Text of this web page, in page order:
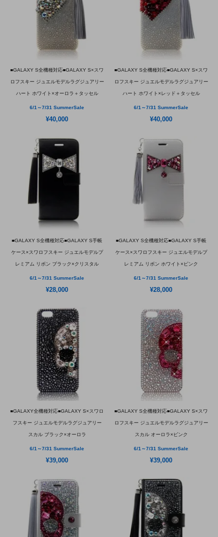
■GALAXY S全機種対応■GALAXY S×スワ
ロフスキー ジュエルモデルラグジュアリー
ハート ホワイト×オーロラ＋タッセル
6/1～7/31 SummerSale
¥40,000
■GALAXY S全機種対応■GALAXY S×スワ
ロフスキー ジュエルモデルラグジュアリー
ハート ホワイト×レッド＋タッセル
6/1～7/31 SummerSale
¥40,000
■GALAXY S全機種対応■GALAXY S手帳
ケース×スワロフスキー ジュエルモデルプ
レミアム リボン ブラック×クリスタル
6/1～7/31 SummerSale
¥28,000
■GALAXY S全機種対応■GALAXY S手帳
ケース×スワロフスキー ジュエルモデルプ
レミアム リボン ホワイト×ピンク
6/1～7/31 SummerSale
¥28,000
■GALAXY全機種対応■GALAXY S×スワロ
フスキー ジュエルモデルラグジュアリー
スカル ブラック×オーロラ
6/1～7/31 SummerSale
¥39,000
■GALAXY S全機種対応■GALAXY S×スワ
ロフスキー ジュエルモデルラグジュアリー
スカル オーロラ×ピンク
6/1～7/31 SummerSale
¥39,000